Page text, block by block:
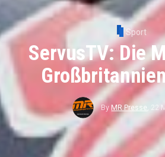
Sport
ServusTV: Die
By MR Presse, 22